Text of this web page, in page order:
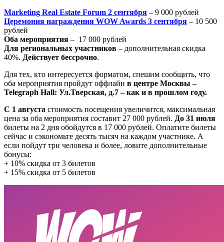
Marketing Real Estate Forum 2 сентября – 9 000 рублей
Церемония награждения WOW Awards 3 сентября – 10 500
рублей
Оба мероприятия – 17 000 рублей
Для региональных участников – дополнительная скидка
40%. Действует бессрочно.
Для тех, кто интересуется форматом, спешим сообщить, что
оба мероприятия пройдут оффлайн в центре Москвы –
Telegraph Hall: Ул.Тверская, д.7 – как и в прошлом году.
С 1 августа стоимость посещения увеличится, максимальная
цена за оба мероприятия составит 27 000 рублей. До 31 июля
билеты на 2 дня обойдутся в 17 000 рублей. Оплатите билеты
сейчас и сэкономьте десять тысяч на каждом участнике. А
если пойдут три человека и более, ловите дополнительные
бонусы:
+ 10% скидка от 3 билетов
+ 15% скидка от 5 билетов